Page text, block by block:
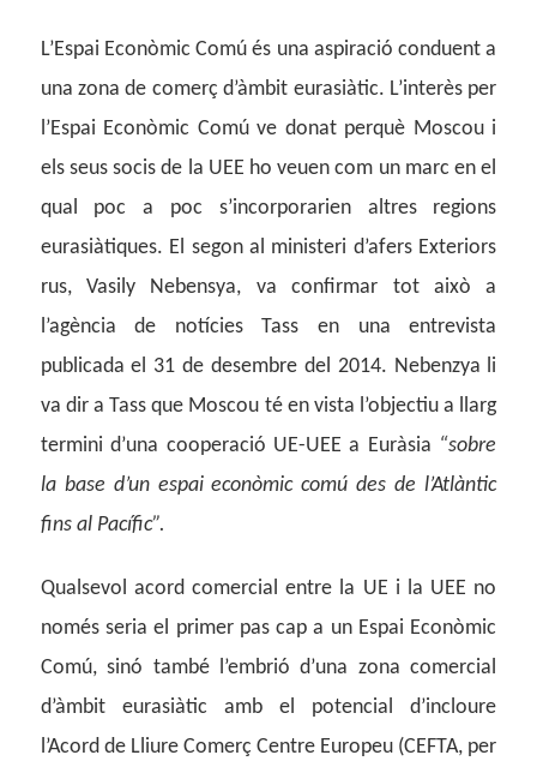
L’Espai Econòmic Comú és una aspiració conduent a
una zona de comerç d’àmbit eurasiàtic. L’interès per
l’Espai Econòmic Comú ve donat perquè Moscou i
els seus socis de la UEE ho veuen com un marc en el
qual poc a poc s’incorporarien altres regions
eurasiàtiques. El segon al ministeri d’afers Exteriors
rus, Vasily Nebensya, va confirmar tot això a
l’agència de notícies Tass en una entrevista
publicada el 31 de desembre del 2014. Nebenzya li
va dir a Tass que Moscou té en vista l’objectiu a llarg
termini d’una cooperació UE-UEE a Euràsia “sobre
la base d’un espai econòmic comú des de l’Atlàntic
fins al Pacífic”.
Qualsevol acord comercial entre la UE i la UEE no
només seria el primer pas cap a un Espai Econòmic
Comú, sinó també l’embrió d’una zona comercial
d’àmbit eurasiàtic amb el potencial d’incloure
l’Acord de Lliure Comerç Centre Europeu (CEFTA, per